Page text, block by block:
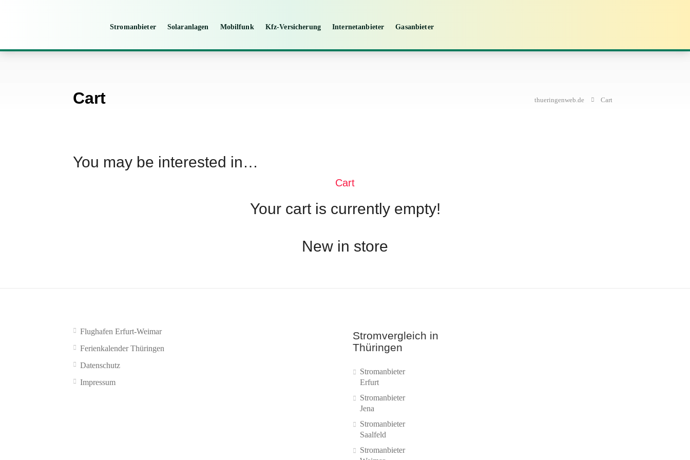
Stromanbieter Solaranlagen Mobilfunk Kfz-Versicherung Internetanbieter Gasanbieter
Cart thueringenweb.de Cart
You may be interested in…
Cart
Your cart is currently empty!
New in store
Flughafen Erfurt-Weimar
Ferienkalender Thüringen
Datenschutz
Impressum
Stromvergleich in
Thüringen
Stromanbieter
Erfurt
Stromanbieter
Jena
Stromanbieter
Saalfeld
Stromanbieter